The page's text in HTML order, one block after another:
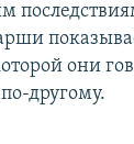
они
другому.